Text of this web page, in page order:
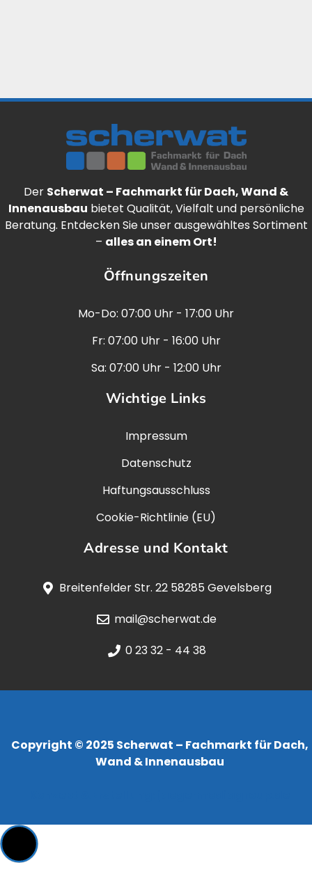
Der Scherwat – Fachmarkt für Dach, Wand &
Innenausbau bietet Qualität, Vielfalt und persönliche
Beratung. Entdecken Sie unser ausgewähltes Sortiment
– alles an einem Ort!
Öffnungszeiten
Mo-Do: 07:00 Uhr - 17:00 Uhr
Fr: 07:00 Uhr - 16:00 Uhr
Sa: 07:00 Uhr - 12:00 Uhr
Wichtige Links
Impressum
Datenschutz
Haftungsausschluss
Cookie-Richtlinie (EU)
Adresse und Kontakt
Breitenfelder Str. 22 58285 Gevelsberg
mail@scherwat.de
0 23 32 - 44 38
Copyright © 2025 Scherwat – Fachmarkt für Dach,
Wand & Innenausbau